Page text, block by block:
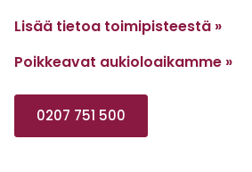
Lisää tietoa toimipisteestä »
Poikkeavat aukioloaikamme »
0207 751 500